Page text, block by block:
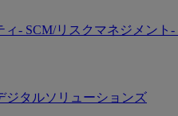
ィ- SCM/リスクマネジメント -
ジタルソリューションズ